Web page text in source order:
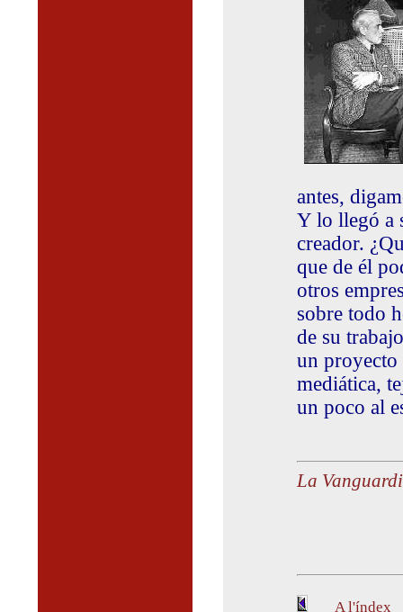
antes,
Y lo llegó a
creador.
que de él
otros
sobre todo
de su
un
mediática,
un poco al
La
A l'índex